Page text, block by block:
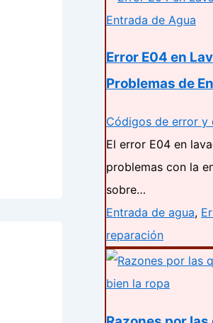
Error E04 en
Problemas de
Códigos de error y
El error E04 en
problemas con la
sobre…
Entrada de agua,
reparación